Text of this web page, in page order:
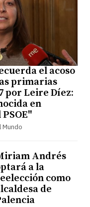
el acoso
primarias
por Leire Díez:
en
Mundo
Andrés
a la
como
de